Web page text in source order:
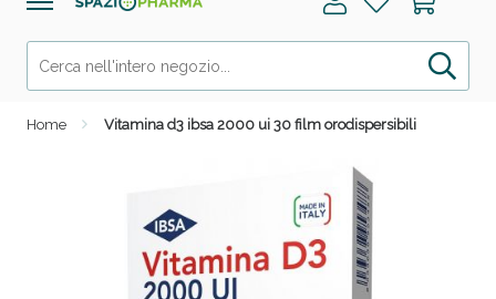
Home Vitamina d3 ibsa 2000 ui 30 film orodispersibili
Drenanti e Pancia Piatta: Sconti fino al 55% validi
solo per OGGI!